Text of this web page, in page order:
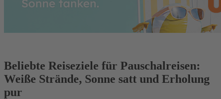
Beliebte Reiseziele für Pauschalreisen:
Weiße Strände, Sonne satt und Erholung
pur